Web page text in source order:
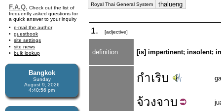
F.A.Q. Check out the list of
frequently asked questions for
a quick answer to your inquiry
e-mail the author
guestbook
site settings
site news
bulk lookup
Bangkok
Sunday
August 9, 2026
4:40:56 pm
Royal Thai General System thalueng
1. [adjective]
definition [is] impertinent; insolent;
กำเริบ
จ้วงจาบ